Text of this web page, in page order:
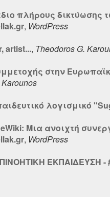
πλήρους
, WordPress
artist..., Theodoros G.
στην
λογισμικό
Μια ανοιχτή
, WordPress
ΕΚΠΑΙΔΕΥΣΗ -